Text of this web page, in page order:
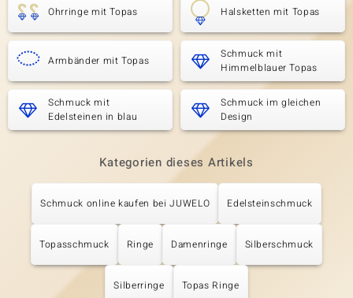
Ohrringe mit Topas Halsketten mit Topas
Armbänder mit Topas
Schmuck mit
Himmelblauer Topas
Schmuck mit
Edelsteinen in blau
Schmuck im gleichen
Design
Kategorien dieses Artikels
Schmuck online kaufen bei JUWELO Edelsteinschmuck
Topasschmuck Ringe Damenringe Silberschmuck
Silberringe Topas Ringe